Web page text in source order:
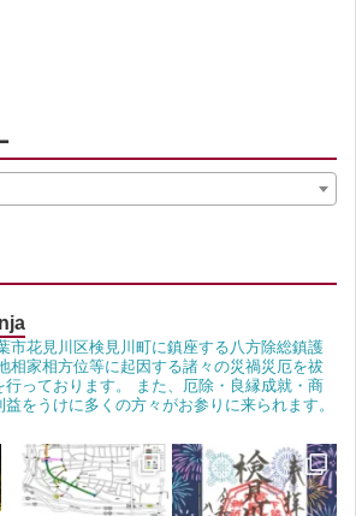
市花見川区検見川町に鎮座する八方除総鎮護
相家相方位等に起因する諸々の災禍災厄を祓
行っております。 また、厄除・良縁成就・商
をうけに多くの方々がお参りに来られます。